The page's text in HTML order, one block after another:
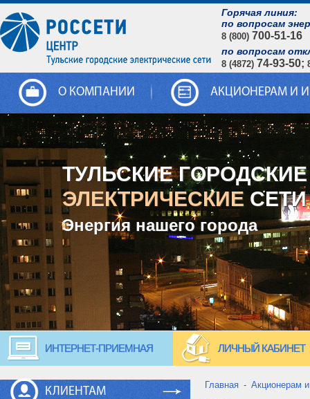
Горячая линия:
по вопросам
8 (800) 700-51-16
по вопросам
8 (4872) 74-93-50;
О КОМПАНИИ АКЦИОНЕРАМ И
ТУЛЬСКИЕ ГОРОДСКИЕ
ЭЛЕКТРИЧЕСКИЕ СЕТИ
Энергия нашего города
ИНТЕРНЕТ-ПРИЕМНАЯ ЛИЧНЫЙ КАБИНЕТ
КЛИЕНТАМ
Главная - Акционерам